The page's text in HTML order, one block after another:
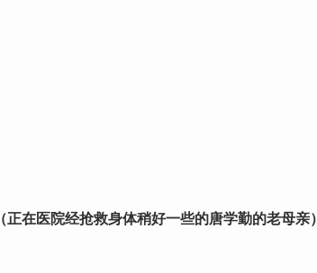
（正在医院经抢救身体稍好一些的唐学勤的老母亲）